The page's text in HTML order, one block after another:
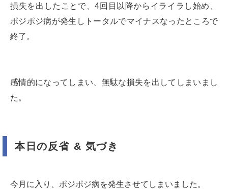
損失を出したことで、4回目以降からイライラし始め、
ポジポジ病が発生しトータルでマイナスなったところで
終了。
感情的になってしまい、無駄な損失を出してしまいまし
た。
本日の反省 & 気づき
今月に入り、ポジポジ病を発生させてしまいました。